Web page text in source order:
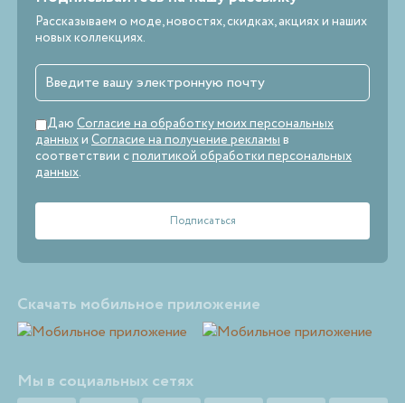
Рассказываем о моде, новостях, скидках, акциях и наших
новых коллекциях.
Даю Согласие на обработку моих персональных
данныхи Согласие на получение рекламыв
соответствии сполитикой обработки персональных
данных.
Скачать мобильное приложение
Мы в социальных сетях